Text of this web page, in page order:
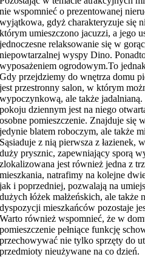
nie wspomnieć o prezentowanej
wyjątkowa, gdyż charakteryzuje się
którym umieszczono jacuzzi, a jego
jednoczesne relaksowanie się w
niepowtarzalnej wyspy Dino.
wyposażeniem ogrodowym.To
Gdy przejdziemy do wnętrza domu
jest przestronny salon, w którym
wypoczynkową, ale także
pokoju dziennym jest na niego
osobne pomieszczenie. Znajduje się
jedynie blatem roboczym, ale także
Sąsiaduje z nią pierwsza z łazienek,
duży prysznic, zapewniający sporą
zlokalizowana jest również jedna z
mieszkania, natrafimy na kolejne
jak i poprzedniej, pozwalają na
dużych łóżek małżeńskich, ale
dyspozycji mieszkańców pozostaje
Warto również wspomnieć, że w
pomieszczenie pełniące funkcję
przechowywać nie tylko sprzęty do
przedmioty nieużywane na co dzień.